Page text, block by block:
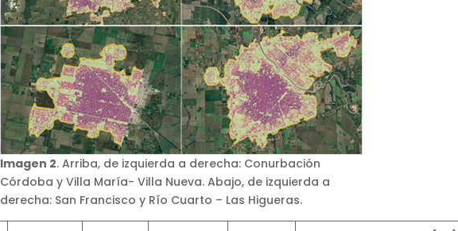
Imagen 2. Arriba, de izquierda a derecha: Conurbación
Córdoba y Villa María- Villa Nueva. Abajo, de izquierda a
derecha: San Francisco y Río Cuarto – Las Higueras.